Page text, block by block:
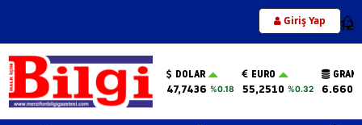
Giriş Yap 12
DOLAR
47,7436 %0.18
EURO
55,2510 %0.32